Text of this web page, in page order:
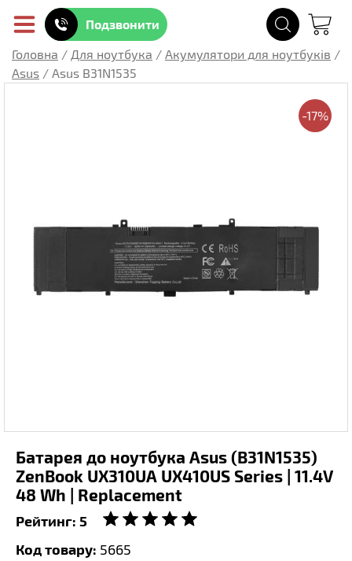
Подзвонити
Головна / Для ноутбука / Акумулятори для ноутбуків /
Asus / Asus B31N1535
-17%
Батарея до ноутбука Asus (B31N1535)
ZenBook UX310UA UX410US Series | 11.4V
48 Wh | Replacement
Рейтинг: 5
Код товару: 5665